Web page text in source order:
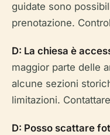
guidate sono
prenotazione.
D: La chiesa è
maggior parte delle
alcune sezioni
limitazioni.
D: Posso scattare